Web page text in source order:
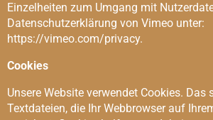
Einzelheiten zum Umgang mit
Datenschutzerklärung von Vimeo unter:
https://vimeo.com/privacy.
Cookies
Unsere Website verwendet Cookies. Das
Textdateien, die Ihr Webbrowser auf